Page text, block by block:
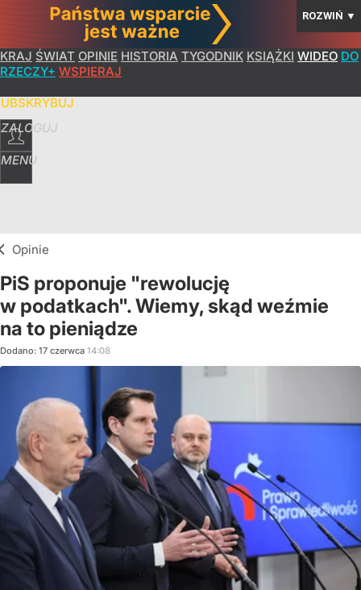
ROZWIŃ ▼
KRAJ ŚWIAT OPINIE HISTORIA TYGODNIK KSIĄŻKI WIDEO DO
RZECZY+ WSPIERAJ
ZALOGUJ
MENU
Opinie
PiS proponuje "rewolucję
w podatkach". Wiemy, skąd weźmie
na to pieniądze
Dodano: 17 czerwca 14:08